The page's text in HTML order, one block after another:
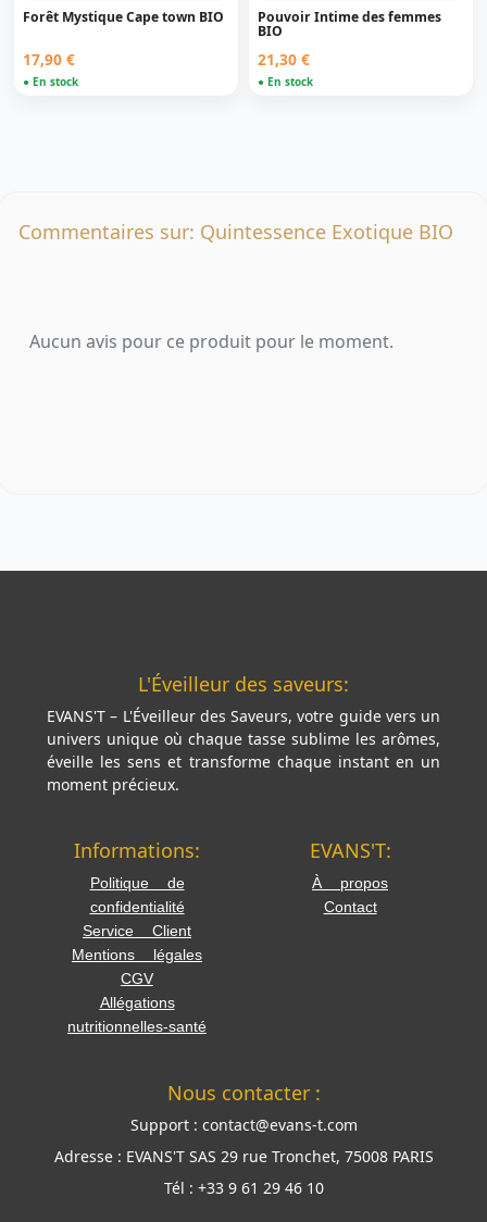
Forêt Mystique Cape town BIO
17,90 €
● En stock
Pouvoir Intime des femmes
BIO
21,30 €
● En stock
Commentaires sur: Quintessence Exotique BIO
Aucun avis pour ce produit pour le moment.
L'Éveilleur des saveurs:
EVANS'T – L'Éveilleur des Saveurs, votre guide vers un
univers unique où chaque tasse sublime les arômes,
éveille les sens et transforme chaque instant en un
moment précieux.
Informations:
Politique de
confidentialité
Service Client
Mentions légales
CGV
Allégations
nutritionnelles-santé
EVANS'T:
À propos
Contact
Nous contacter :
Support : contact@evans-t.com
Adresse : EVANS'T SAS 29 rue Tronchet, 75008 PARIS
Tél : +33 9 61 29 46 10